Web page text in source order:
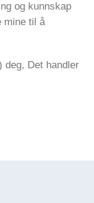
og kunnskap
mine til å
deg, Det handler